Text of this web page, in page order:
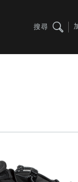
搜尋